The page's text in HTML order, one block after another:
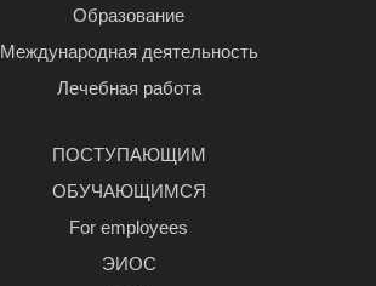
Образование
Международная деятельность
Лечебная работа
ПОСТУПАЮЩИМ
ОБУЧАЮЩИМСЯ
For employees
ЭИОС